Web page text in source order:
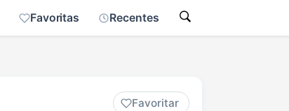
Favoritas Recentes
Favoritar